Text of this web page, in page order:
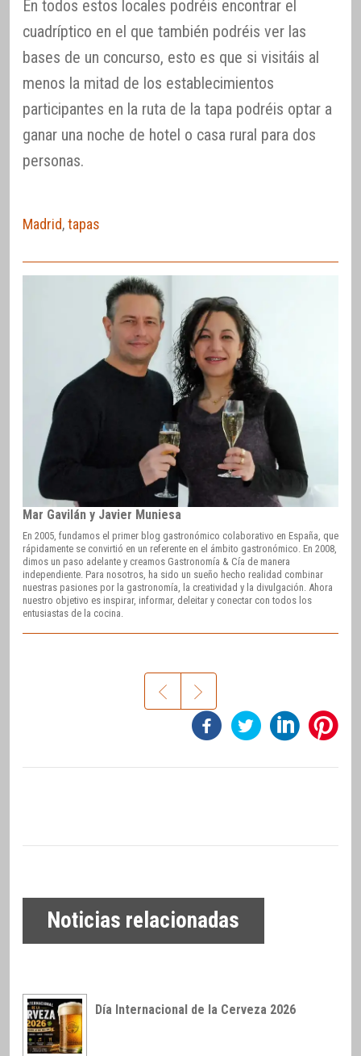
En todos estos locales podréis encontrar el
cuadríptico en el que también podréis ver las
bases de un concurso, esto es que si visitáis al
menos la mitad de los establecimientos
participantes en la ruta de la tapa podréis optar a
ganar una noche de hotel o casa rural para dos
personas.
Madrid,tapas
Mar Gavilán y Javier Muniesa
En 2005, fundamos el primer blog gastronómico colaborativo en España, que
rápidamente se convirtió en un referente en el ámbito gastronómico. En 2008,
dimos un paso adelante y creamos Gastronomía & Cía de manera
independiente. Para nosotros, ha sido un sueño hecho realidad combinar
nuestras pasiones por la gastronomía, la creatividad y la divulgación. Ahora
nuestro objetivo es inspirar, informar, deleitar y conectar con todos los
entusiastas de la cocina.
Noticias relacionadas
Día Internacional de la Cerveza 2026